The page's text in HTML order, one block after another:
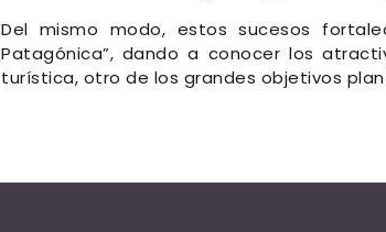
Del mismo modo, estos sucesos
Patagónica”, dando a conocer los
turística, otro de los grandes objetivos